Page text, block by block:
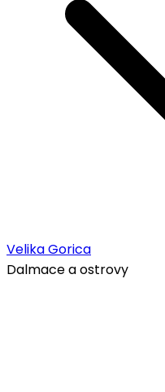
Velika Gorica
Dalmace a ostrovy